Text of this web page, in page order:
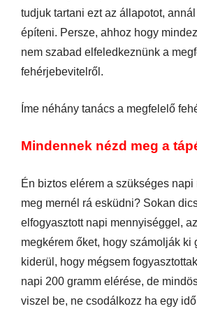
tudjuk tartani ezt az állapotot,
építeni. Persze, ahhoz hogy
nem szabad elfeledkeznünk a
fehérjebevitelről.
Íme néhány tanács a megfelelő
Mindennek nézd meg a
Én biztos elérem a szükséges napi
meg mernél rá esküdni? Sokan
elfogyasztott napi mennyiséggel,
megkérem őket, hogy számolják ki
kiderül, hogy mégsem
napi 200 gramm elérése, de
viszel be, ne csodálkozz ha egy